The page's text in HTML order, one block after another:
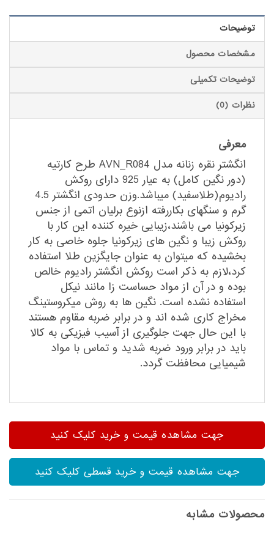
توضیحات
مشخصات محصول
توضیحات تکمیلی
نظرات (0)
معرفی
انگشتر نقره زنانه مدل AVN_R084 طرح کارتیه
(دور نگین کامل) به عیار 925 دارای روکش
رادیوم(طلاسفید) میباشد.وزن حدودی انگشتر 4.5
گرم و سنگهای بکاررفته ازنوع برلیان اتمی از جنس
زیرکونیا می باشند،زیبایی خیره کننده این کار با
روکش زیبا و نگین های زیرکونیا جلوه خاصی به کار
بخشیده که میتوان به عنوان جایگزین طلا استفاده
کرد،لازم به ذکر است روکش انگشتر رادیوم خالص
بوده و در آن از مواد حساست زا مانند نیکل
استفاده نشده است. نگین ها به روش میکروستینگ
مخراج کاری شده اند و در برابر ضربه مقاوم هستند
با این حال جهت جلوگیری از آسیب فیزیکی به کالا
باید در برابر ورود ضربه شدید و تماس با مواد
شیمیایی محافظت گردد.
جهت مشاهده قیمت و خرید کلیک کنید
جهت مشاهده قیمت و خرید قسطی کلیک کنید
محصولات مشابه